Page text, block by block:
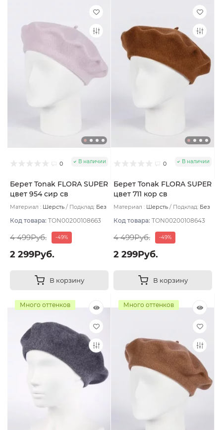
0 В наличии
Берет Tonak FLORA SUPER
цвет 954 сир св
Материал : Шерсть Подклад: Без
Код товара: TON00200108663
4 499Руб. -49%
2 299Руб.
В корзину
0 В наличии
Берет Tonak FLORA SUPER
цвет 711 кор св
Материал : Шерсть Подклад: Без
Код товара: TON00200108643
4 499Руб. -49%
2 299Руб.
В корзину
Много оттенков Много оттенков